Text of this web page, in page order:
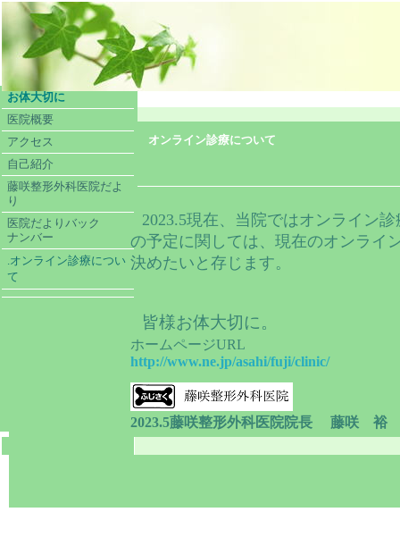
お体大切に
医院概要
アクセス
自己紹介
藤咲整形外科医院だよ
り
医院だよりバック
ナンバー
.オンライン診療につい
て
オンライン診療について
2023.5現在、当院ではオンライン
の予定に関しては、現在のオンライ
決めたいと存じます。
皆様お体大切に。
ホームページURL
http://www.ne.jp/asahi/fuji/clinic/
2023.5藤咲整形外科医院院長 藤咲 裕